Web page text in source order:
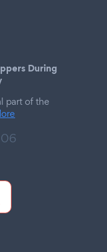
During
part of the